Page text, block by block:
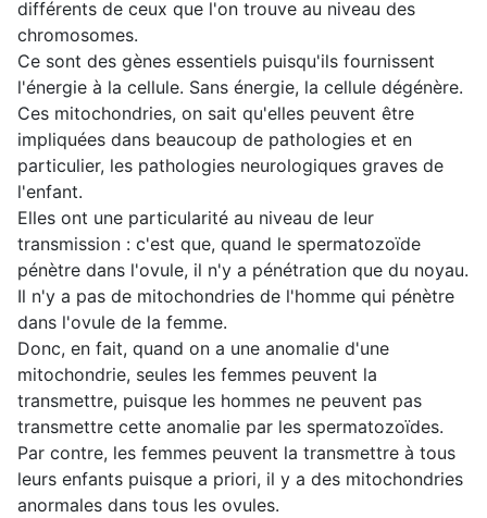
différents de ceux que l'on trouve au niveau des
chromosomes.
Ce sont des gènes essentiels puisqu'ils fournissent
l'énergie à la cellule. Sans énergie, la cellule dégénère.
Ces mitochondries, on sait qu'elles peuvent être
impliquées dans beaucoup de pathologies et en
particulier, les pathologies neurologiques graves de
l'enfant.
Elles ont une particularité au niveau de leur
transmission : c'est que, quand le spermatozoïde
pénètre dans l'ovule, il n'y a pénétration que du noyau.
Il n'y a pas de mitochondries de l'homme qui pénètre
dans l'ovule de la femme.
Donc, en fait, quand on a une anomalie d'une
mitochondrie, seules les femmes peuvent la
transmettre, puisque les hommes ne peuvent pas
transmettre cette anomalie par les spermatozoïdes.
Par contre, les femmes peuvent la transmettre à tous
leurs enfants puisque a priori, il y a des mitochondries
anormales dans tous les ovules.